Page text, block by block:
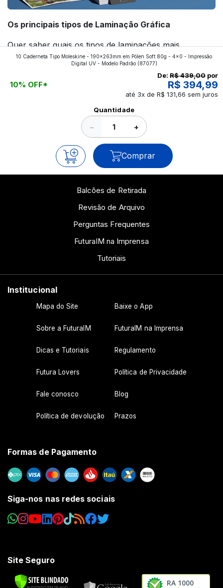
Os principais tipos de Laminação Gráfica
Quer saber quais os tipos de laminações mais
aplicados nos impressos da gráfica FuturaIM? Então,
continue a leitura que vamos revelar para você!
10 Caderneta Tipo Moleskine - 190x263mm em Pólen Soft 80g - 4x0 - Impressão
Digital UV - Modelo Padrão(87077)
10% OFF*
De: R$ 439,00 por
R$ 394,99
até 3x de R$ 131,66 sem juros
Quantidade
− +
Comprar
Balcões de Retirada
Revisão de Arquivo
Perguntas Frequentes
FuturaIM na Imprensa
Tutoriais
Institucional
Mapa do Site Baixe o App
Sobre a FuturaIM FuturaIM na Imprensa
Dicas e Tutoriais Regulamento
Futura Lovers Política de Privacidade
Fale conosco Blog
Política de devolução Prazos
Formas de Pagamento
Siga-nos nas redes sociais
Site Seguro
RA 1000